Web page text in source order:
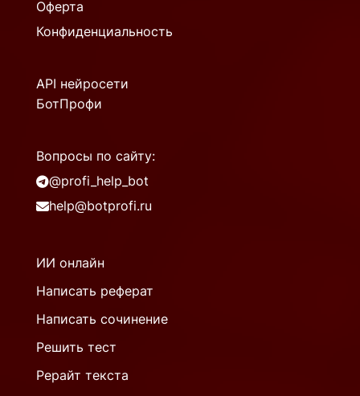
Оферта
Конфиденциальность
API нейросети
БотПрофи
Вопросы по сайту:
@profi_help_bot
help@botprofi.ru
ИИ онлайн
Написать реферат
Написать сочинение
Решить тест
Рерайт текста